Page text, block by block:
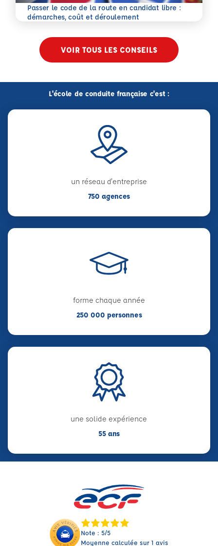
Passer le code de la route en candidat libre :
démarches, coût et déroulement
En savoir plus
VOIR TOUS LES CONSEILS
L'école de conduite française c'est :
un réseau d'entreprise
750 agences
forme chaque année
250 000 personnes
une solide expérience
55 ans
Note : 5/5
Moyenne calculée sur 1 avis